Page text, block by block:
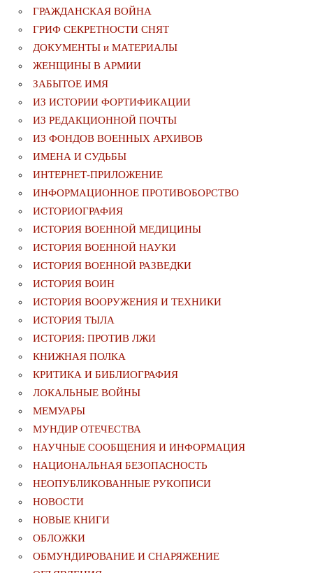
ГРАЖДАНСКАЯ ВОЙНА
ГРИФ СЕКРЕТНОСТИ СНЯТ
ДОКУМЕНТЫ и МАТЕРИАЛЫ
ЖЕНЩИНЫ В АРМИИ
ЗАБЫТОЕ ИМЯ
ИЗ ИСТОРИИ ФОРТИФИКАЦИИ
ИЗ РЕДАКЦИОННОЙ ПОЧТЫ
ИЗ ФОНДОВ ВОЕННЫХ АРХИВОВ
ИМЕНА И СУДЬБЫ
ИНТЕРНЕТ-ПРИЛОЖЕНИЕ
ИНФОРМАЦИОННОЕ ПРОТИВОБОРСТВО
ИСТОРИОГРАФИЯ
ИСТОРИЯ ВОЕННОЙ МЕДИЦИНЫ
ИСТОРИЯ ВОЕННОЙ НАУКИ
ИСТОРИЯ ВОЕННОЙ РАЗВЕДКИ
ИСТОРИЯ ВОИН
ИСТОРИЯ ВООРУЖЕНИЯ И ТЕХНИКИ
ИСТОРИЯ ТЫЛА
ИСТОРИЯ: ПРОТИВ ЛЖИ
КНИЖНАЯ ПОЛКА
КРИТИКА И БИБЛИОГРАФИЯ
ЛОКАЛЬНЫЕ ВОЙНЫ
МЕМУАРЫ
МУНДИР ОТЕЧЕСТВА
НАУЧНЫЕ СООБЩЕНИЯ И ИНФОРМАЦИЯ
НАЦИОНАЛЬНАЯ БЕЗОПАСНОСТЬ
НЕОПУБЛИКОВАННЫЕ РУКОПИСИ
НОВОСТИ
НОВЫЕ КНИГИ
ОБЛОЖКИ
ОБМУНДИРОВАНИЕ И СНАРЯЖЕНИЕ